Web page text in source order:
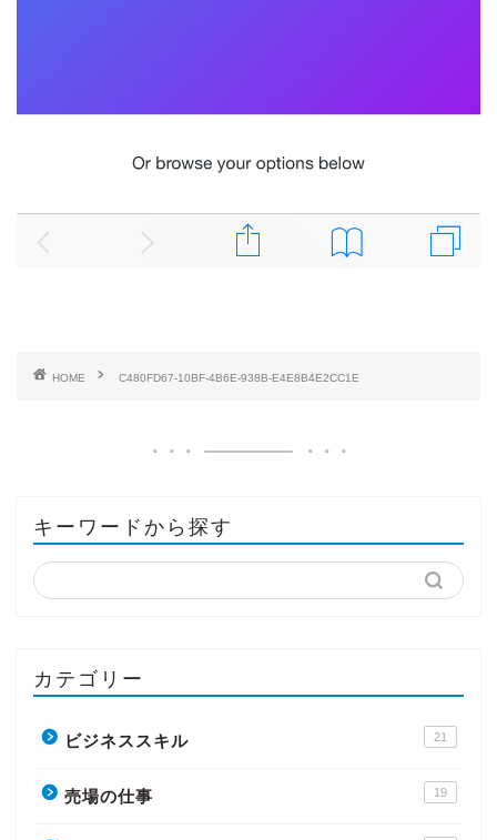
HOME C480FD67-10BF-4B6E-938B-E4E8B4E2CC1E
キーワードから探す
カテゴリー
ビジネススキル 21
売場の仕事 19